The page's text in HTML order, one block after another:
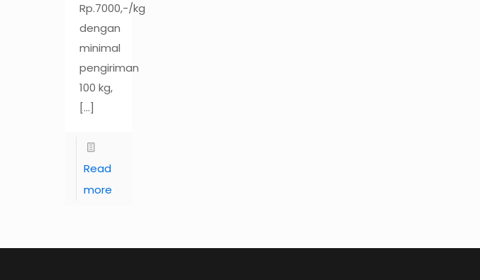
Rp.7000,-/kg
dengan
minimal
pengiriman
100 kg,
[…]
Read
more